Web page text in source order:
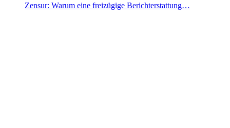
Zensur: Warum eine freizügige Berichterstattung…